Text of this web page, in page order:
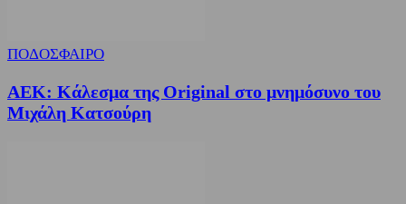
ΠΟΔΟΣΦΑΙΡΟ
ΑΕΚ: Κάλεσμα της Original στο μνημόσυνο του
Μιχάλη Κατσούρη